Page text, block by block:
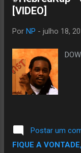
[VIDEO]
Por NP - julho 18,
Postar um
FIQUE A